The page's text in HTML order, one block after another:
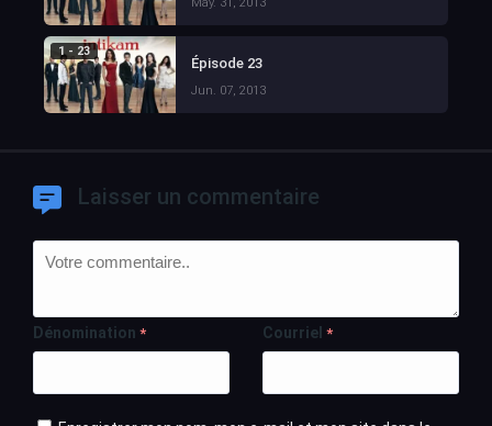
1 - 23
Épisode 23
Jun. 07, 2013
Laisser un commentaire
Dénomination * Courriel *